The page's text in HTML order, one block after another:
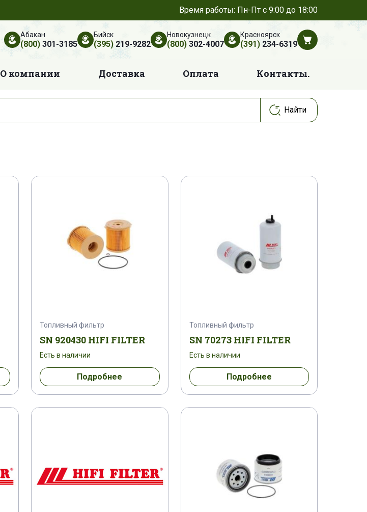
Время работы: Пн-Пт с 9:00 до 18:00
Абакан
(800)301-3185
Бийск
(395)219-9282
Новокузнецк
(800)302-4007
Красноярск
(391)234-6319
О компании Доставка Оплата Контакты.
Топливный фильтр
SN 920430 HIFI FILTER
Есть в наличии
Подробнее
Топливный фильтр
SN 70273 HIFI FILTER
Есть в наличии
Подробнее